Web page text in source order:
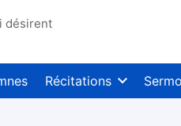
désirent
Récitations